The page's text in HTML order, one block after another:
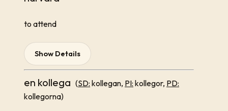
to attend
Show Details
en kollega (SD: kollegan, PI: kollegor, PD:
kollegorna)